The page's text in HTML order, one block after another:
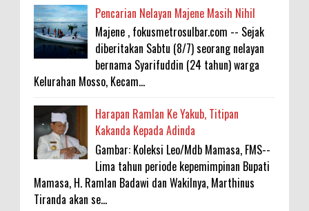
Pencarian Nelayan Majene Masih Nihil
Majene , fokusmetrosulbar.com -- Sejak
diberitakan Sabtu (8/7) seorang nelayan
bernama Syarifuddin (24 tahun) warga
Kelurahan Mosso, Kecam...
Harapan Ramlan Ke Yakub, Titipan
Kakanda Kepada Adinda
Gambar: Koleksi Leo/Mdb Mamasa, FMS--
Lima tahun periode kepemimpinan Bupati
Mamasa, H. Ramlan Badawi dan Wakilnya, Marthinus
Tiranda akan se...